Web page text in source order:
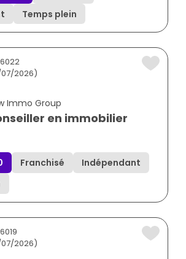
Temps plein
07/2026)
Immo Group
en immobilier
Franchisé
Indépendant
07/2026)